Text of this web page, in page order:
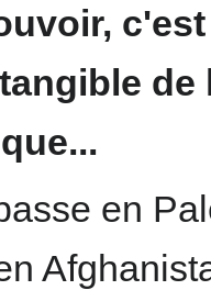
de
en